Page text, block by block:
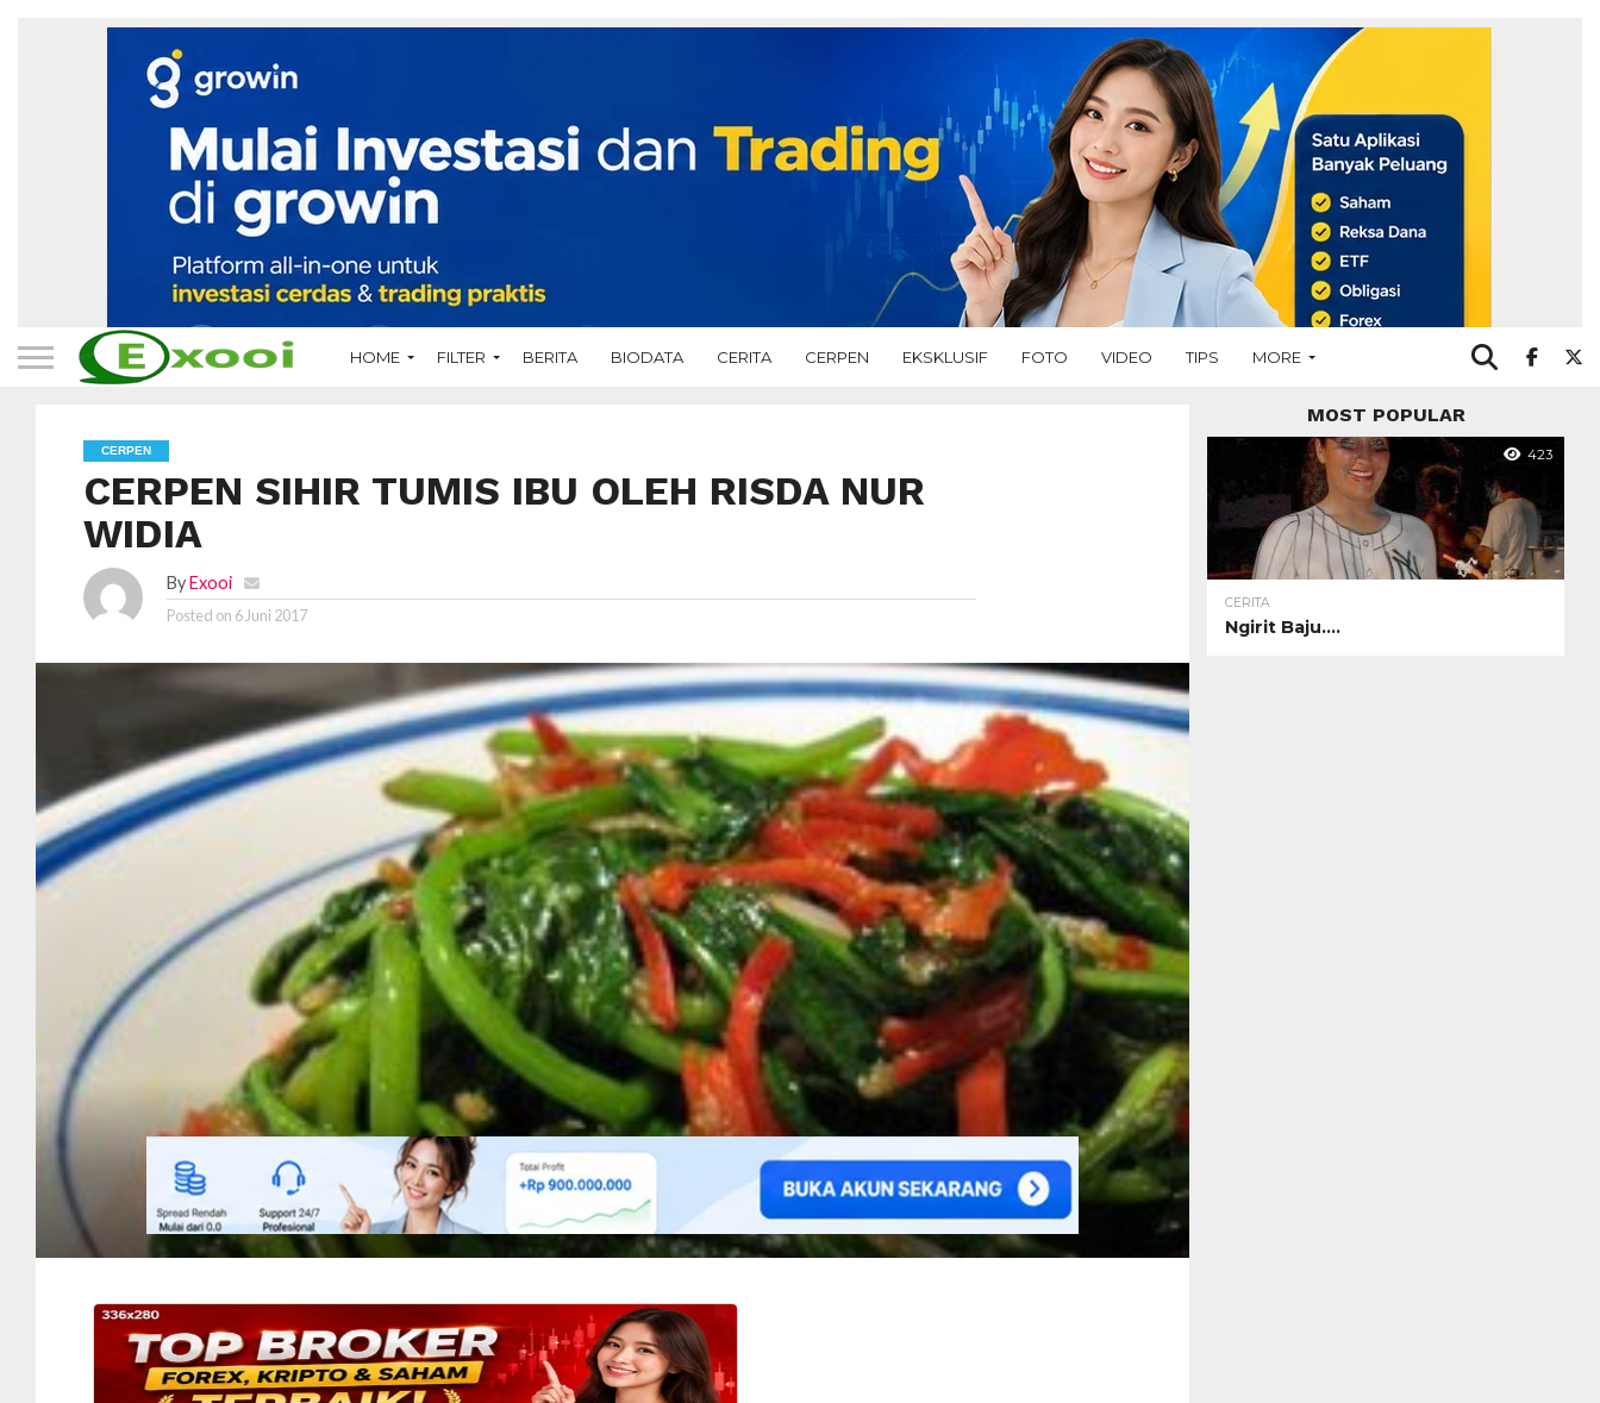
HOME FILTER BERITA BIODATA CERITA CERPEN EKSKLUSIF FOTO VIDEO TIPS MORE
CERPEN
CERPEN SIHIR TUMIS IBU OLEH RISDA NUR
WIDIA
By Exooi
Posted on 6 Juni 2017
MOST POPULAR
423
CERITA
Ngirit Baju….